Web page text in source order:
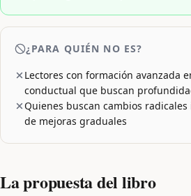
¿PARA QUIÉN NO ES?
Lectores con formación avanzada
conductual que buscan
Quienes buscan cambios
de mejoras graduales
La propuesta del libro